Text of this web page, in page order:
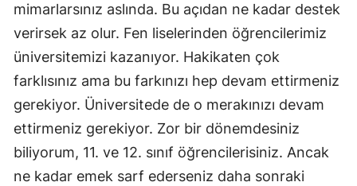
mimarlarsınız aslında. Bu açıdan ne kadar destek
verirsek az olur. Fen liselerinden öğrencilerimiz
üniversitemizi kazanıyor. Hakikaten çok
farklısınız ama bu farkınızı hep devam ettirmeniz
gerekiyor. Üniversitede de o merakınızı devam
ettirmeniz gerekiyor. Zor bir dönemdesiniz
biliyorum, 11. ve 12. sınıf öğrencilerisiniz. Ancak
ne kadar emek sarf ederseniz daha sonraki